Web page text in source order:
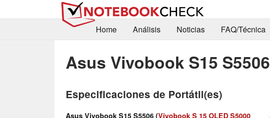
Home
Análisis Noticias FAQ/Técnica
Asus Vivobook S15 S5506
Especificaciones de Portátil(es)
Asus Vivobook S15 S5506 (Vivobook S 15 OLED S5000